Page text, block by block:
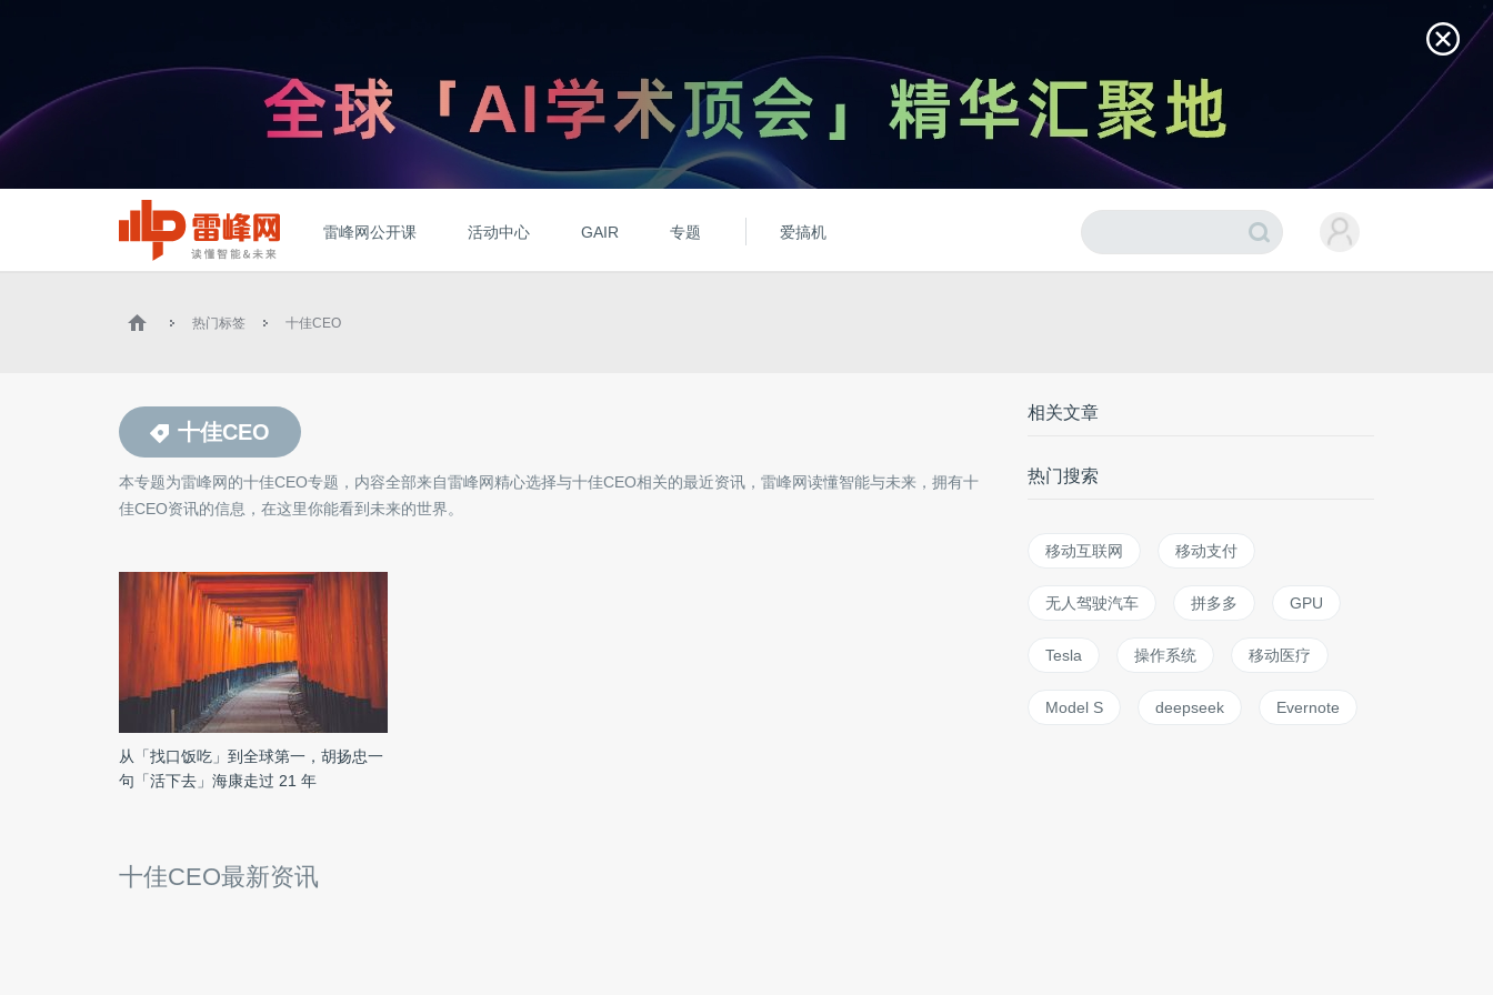
雷峰网公开课 活动中心 GAIR 专题 爱搞机
热门标签 十佳CEO
十佳CEO
本专题为雷峰网的十佳CEO专题，内容全部来自雷峰网精心选择与十佳CEO相关的最近资讯，雷峰网读懂智能与未来，拥有十
佳CEO资讯的信息，在这里你能看到未来的世界。
从「找口饭吃」到全球第一，胡扬忠一
句「活下去」海康走过 21 年
十佳CEO最新资讯
相关文章
热门搜索
移动互联网 移动支付
无人驾驶汽车 拼多多 GPU
Tesla 操作系统 移动医疗
Model S deepseek Evernote